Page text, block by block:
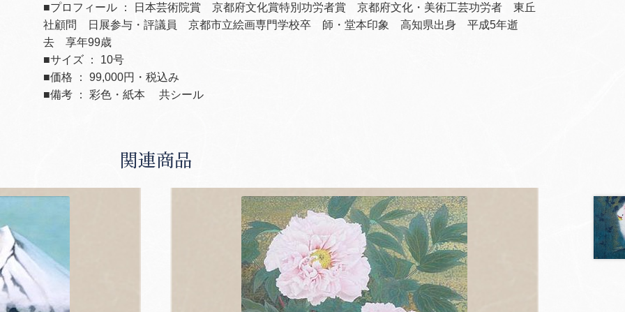
■プロフィール ： 日本芸術院賞 京都府文化賞特別功労者賞 京都府文化・美術工芸功労者 東丘
社顧問 日展参与・評議員 京都市立絵画専門学校卒 師・堂本印象 高知県出身 平成5年逝
去 享年99歳
■サイズ ： 10号
■価格 ： 99,000円・税込み
■備考 ： 彩色・紙本 共シール
関連商品